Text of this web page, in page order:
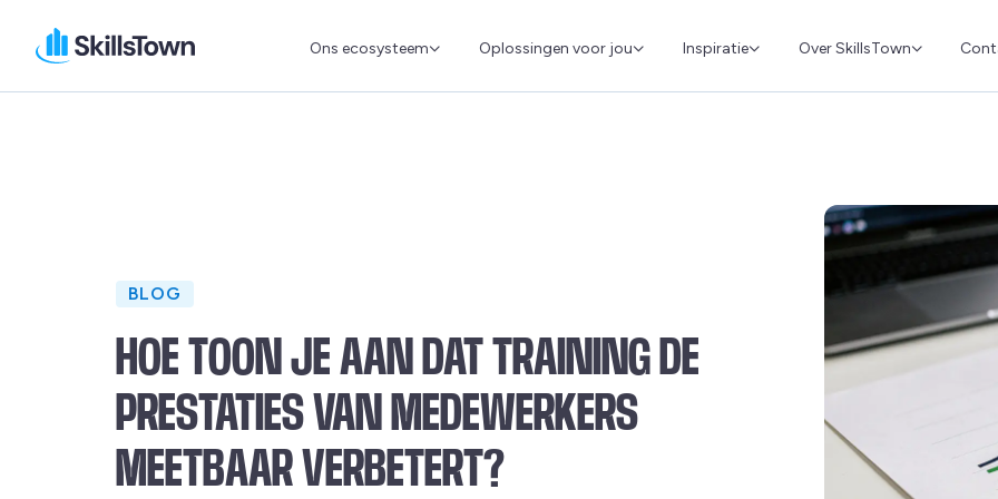
Ons ecosysteem Oplossingen voor jou Inspiratie Over SkillsTown
BLOG
HOE TOON JE AAN DAT TRAINING DE
PRESTATIES VAN MEDEWERKERS
MEETBAAR VERBETERT?